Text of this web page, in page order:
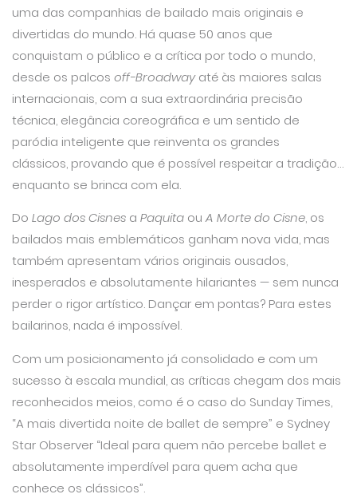
uma das companhias de bailado mais originais e
divertidas do mundo. Há quase 50 anos que
conquistam o público e a crítica por todo o mundo,
desde os palcos off-Broadwayaté às maiores salas
internacionais, com a sua extraordinária precisão
técnica, elegância coreográfica e um sentido de
paródia inteligente que reinventa os grandes
clássicos, provando que é possível respeitar a tradição…
enquanto se brinca com ela.
Do Lago dos Cisnes a Paquita ouA Morte do Cisne, os
bailados mais emblemáticos ganham nova vida, mas
também apresentam vários originais ousados,
inesperados e absolutamente hilariantes — sem nunca
perder o rigor artístico. Dançar em pontas? Para estes
bailarinos, nada é impossível.
Com um posicionamento já consolidado e com um
sucesso à escala mundial, as críticas chegam dos mais
reconhecidos meios, como é o caso do Sunday Times,
“A mais divertida noite de ballet de sempre” e Sydney
Star Observer “Ideal para quem não percebe ballet e
absolutamente imperdível para quem acha que
conhece os clássicos”.